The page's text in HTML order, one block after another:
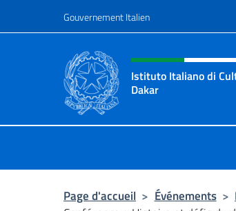
Gouvernement Italien
Site Web, social et
Istituto Italiano di
Dakar
Page d'accueil > Événements >